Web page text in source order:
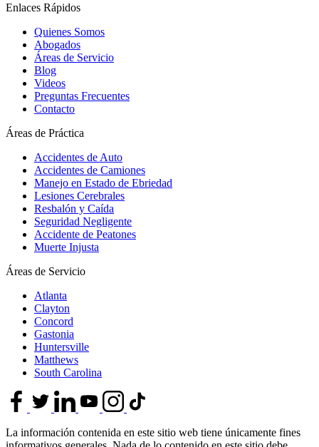
Enlaces Rápidos
Quienes Somos
Abogados
Áreas de Servicio
Blog
Videos
Preguntas Frecuentes
Contacto
Áreas de Práctica
Accidentes de Auto
Accidentes de Camiones
Manejo en Estado de Ebriedad
Lesiones Cerebrales
Resbalón y Caída
Seguridad Negligente
Accidente de Peatones
Muerte Injusta
Áreas de Servicio
Atlanta
Clayton
Concord
Gastonia
Huntersville
Matthews
South Carolina
La información contenida en este sitio web tiene únicamente fines